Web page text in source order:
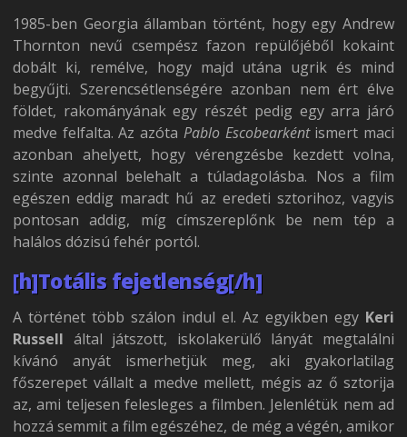
1985-ben Georgia államban történt, hogy egy Andrew
Thornton nevű csempész fazon repülőjéből kokaint
dobált ki, remélve, hogy majd utána ugrik és mind
begyűjti. Szerencsétlenségére azonban nem ért élve
földet, rakományának egy részét pedig egy arra járó
medve felfalta. Az azóta Pablo Escobearkéntismert maci
azonban ahelyett, hogy vérengzésbe kezdett volna,
szinte azonnal belehalt a túladagolásba. Nos a film
egészen eddig maradt hű az eredeti sztorihoz, vagyis
pontosan addig, míg címszereplőnk be nem tép a
halálos dózisú fehér portól.
[h]Totális fejetlenség[/h]
A történet több szálon indul el. Az egyikben egy Keri
Russell által játszott, iskolakerülő lányát megtalálni
kívánó anyát ismerhetjük meg, aki gyakorlatilag
főszerepet vállalt a medve mellett, mégis az ő sztorija
az, ami teljesen felesleges a filmben. Jelenlétük nem ad
hozzá semmit a film egészéhez, de még a végén, amikor